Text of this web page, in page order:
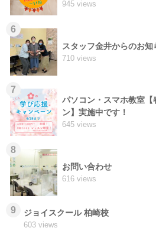
945 views
6
スタッフ金井からのお知
710 views
7
パソコン・スマホ教室
ン】実施中です！
645 views
8
お問い合わせ
616 views
9 ジョイスクール 柏崎校
603 views